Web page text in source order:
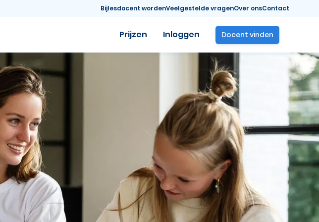
Bijlesdocent wordenVeelgestelde vragenOver onsContact
Prijzen Inloggen Docent vinden